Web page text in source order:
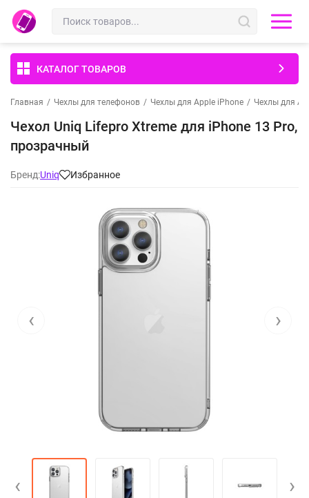
КАТАЛОГ ТОВАРОВ
Главная / Чехлы для телефонов / Чехлы для Apple iPhone / Чехлы для
Чехол Uniq Lifepro Xtreme для iPhone 13 Pro,
прозрачный
Бренд:Uniq Избранное
‹ ›
‹ ›